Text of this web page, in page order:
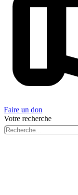
Faire un don
Votre recherche